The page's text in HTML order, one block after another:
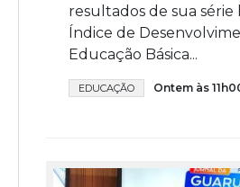
resultados de sua série
Índice de
Educação Básica...
EDUCAÇÃO Ontem às